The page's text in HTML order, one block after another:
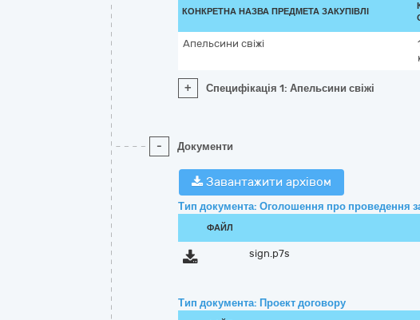
КОНКРЕТНА НАЗВА ПРЕДМЕТА ЗАКУПІВЛІ
Апельсини свіжі
+ Специфікація 1: Апельсини свіжі
- Документи
Завантажити архівом
Тип документа: Оголошення про проведення
ФАЙЛ
sign.p7s
Тип документа: Проект договору